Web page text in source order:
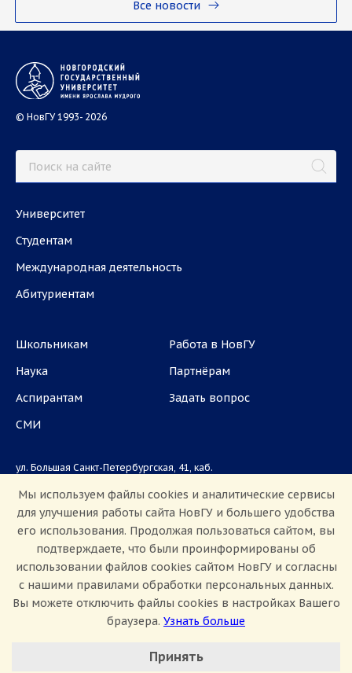
Все новости
© НовГУ 1993- 2026
Университет
Студентам
Международная деятельность
Абитуриентам
Школьникам
Наука
Аспирантам
СМИ
Работа в НовГУ
Партнёрам
Задать вопрос
ул. Большая Санкт-Петербургская, 41, каб.
Приемная комиссия: +7(8162)33-20-44
Сведения о доходах
Мы используем файлы cookies и аналитические сервисы
для улучшения работы сайта НовГУ и большего удобства
его использования. Продолжая пользоваться сайтом, вы
подтверждаете, что были проинформированы об
использовании файлов cookies сайтом НовГУ и согласны
с нашими правилами обработки персональных данных.
Вы можете отключить файлы cookies в настройках Вашего
браузера. Узнать больше
Минимальные
Принять